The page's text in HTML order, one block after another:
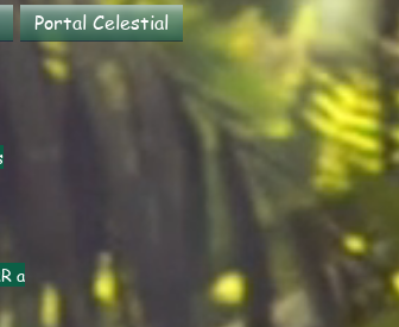
Portal Celestial
a